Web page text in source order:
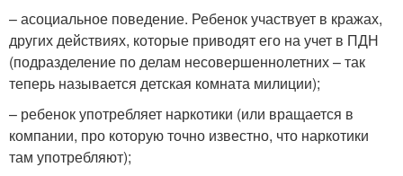
– асоциальное поведение. Ребенок участвует в кражах,
других действиях, которые приводят его на учет в ПДН
(подразделение по делам несовершеннолетних – так
теперь называется детская комната милиции);
– ребенок употребляет наркотики (или вращается в
компании, про которую точно известно, что наркотики
там употребляют);